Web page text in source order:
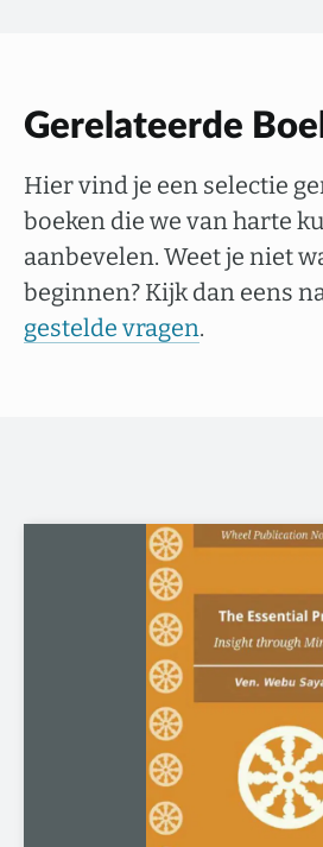
Gerelateerde
Hier vind je een selectie
boeken die we van harte
aanbevelen. Weet je niet
beginnen? Kijk dan eens
gestelde vragen.